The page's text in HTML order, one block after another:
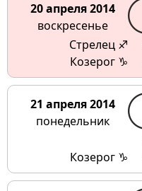
20 апреля 2014
воскресенье
Стрелец ♐
Козерог ♑
21 апреля 2014
понедельник
Козерог ♑